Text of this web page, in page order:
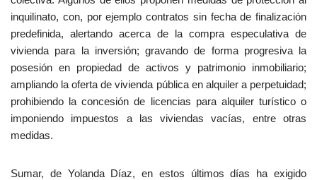
inquilinato, con, por ejemplo contratos sin fecha de finalización
predefinida, alertando acerca de la compra especulativa de
vivienda para la inversión; gravando de forma progresiva la
posesión en propiedad de activos y patrimonio inmobiliario;
ampliando la oferta de vivienda pública en alquiler a perpetuidad;
prohibiendo la concesión de licencias para alquiler turístico o
imponiendo impuestos a las viviendas vacías, entre otras
medidas.
Sumar, de Yolanda Díaz, en estos últimos días ha exigido